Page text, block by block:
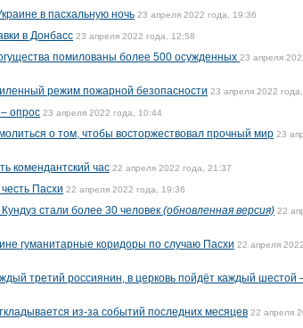
в пасхальную ночь 23 апреля 2022 года, 19:36
в Донбасс 23 апреля 2022 года, 12:58
помилованы более 500 осужденных 23 апреля
режим пожарной безопасности 23 апреля 2022
опрос 23 апреля 2022 года, 10:44
о том, чтобы восторжествовал прочный мир 23
комендантский час 22 апреля 2022 года, 21:37
Пасхи 22 апреля 2022 года, 19:36
стали более 30 человек (обновленная версия) 22
гуманитарные коридоры по случаю Пасхи 22 апреля
третий россиянин, в церковь пойдёт каждый шестой
из-за событий последних месяцев 22 апреля